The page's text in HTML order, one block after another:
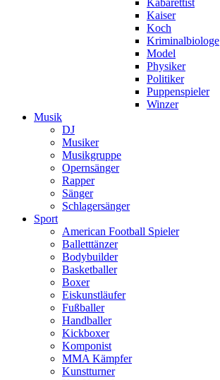
Kabarettist
Kaiser
Koch
Kriminalbiologe
Model
Physiker
Politiker
Puppenspieler
Winzer
Musik
DJ
Musiker
Musikgruppe
Opernsänger
Rapper
Sänger
Schlagersänger
Sport
American Football Spieler
Balletttänzer
Bodybuilder
Basketballer
Boxer
Eiskunstläufer
Fußballer
Handballer
Kickboxer
Komponist
MMA Kämpfer
Kunstturner